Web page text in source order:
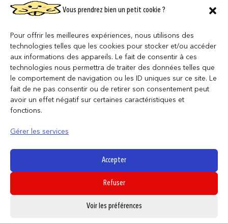
Vous prendrez bien un petit cookie ?
Pour offrir les meilleures expériences, nous utilisons des
technologies telles que les cookies pour stocker et/ou accéder
aux informations des appareils. Le fait de consentir à ces
technologies nous permettra de traiter des données telles que
le comportement de navigation ou les ID uniques sur ce site. Le
fait de ne pas consentir ou de retirer son consentement peut
avoir un effet négatif sur certaines caractéristiques et
fonctions.
Gérer les services
Accepter
Refuser
Voir les préférences
NOS MAGASINS
QUI SOMMES NOUS ?
NOUS REJOINDRE
F.A.Q
Politique de confidentialité
Politique de cookies
Mentions légales
SUIVEZ NOUS